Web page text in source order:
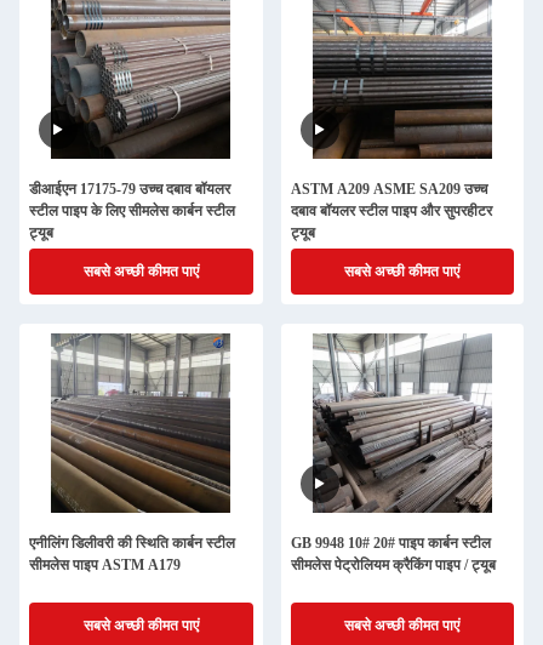
डीआईएन 17175-79 उच्च दबाव बॉयलर
स्टील पाइप के लिए सीमलेस कार्बन स्टील
ट्यूब
सबसे अच्छी कीमत पाएं
ASTM A209 ASME SA209 उच्च
दबाव बॉयलर स्टील पाइप और सुपरहीटर
ट्यूब
सबसे अच्छी कीमत पाएं
एनीलिंग डिलीवरी की स्थिति कार्बन स्टील
सीमलेस पाइप ASTM A179
सबसे अच्छी कीमत पाएं
GB 9948 10# 20# पाइप कार्बन स्टील
सीमलेस पेट्रोलियम क्रैकिंग पाइप / ट्यूब
सबसे अच्छी कीमत पाएं